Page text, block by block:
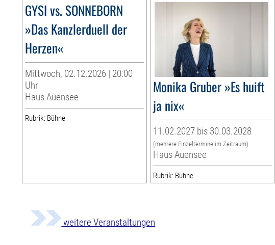
GYSI vs. SONNEBORN
»Das Kanzlerduell der
Herzen«
Mittwoch, 02.12.2026 | 20:00
Uhr
Haus Auensee
Rubrik: Bühne
Monika Gruber »Es huift
ja nix«
11.02.2027 bis 30.03.2028
(mehrere Einzeltermine im Zeitraum)
Haus Auensee
Rubrik: Bühne
weitere Veranstaltungen